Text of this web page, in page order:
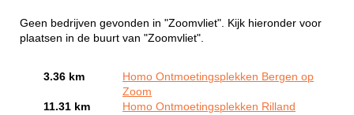
Geen bedrijven gevonden in "Zoomvliet". Kijk hieronder voor
plaatsen in de buurt van "Zoomvliet".
3.36 km
Homo Ontmoetingsplekken Bergen op
Zoom
11.31 km
Homo Ontmoetingsplekken Rilland